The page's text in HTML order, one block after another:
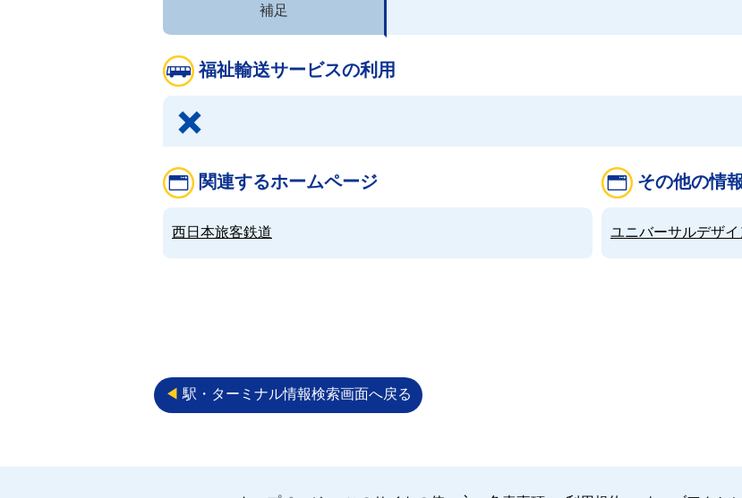
補足
福祉輸送サービスの利用
関連するホームページ
西日本旅客鉄道
その他の情
ユニバーサルデザイ
◀︎ 駅・ターミナル情報検索画面へ戻る